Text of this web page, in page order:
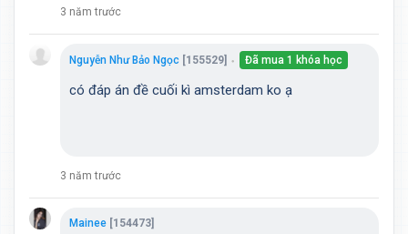
3 năm trước
Nguyễn Như Bảo Ngọc [155529] ● Đã mua 1 khóa học
có đáp án đề cuối kì amsterdam ko ạ
3 năm trước
Mainee [154473]